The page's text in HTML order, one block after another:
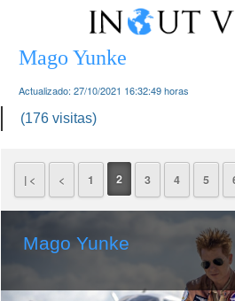
Mago Yunke
Actualizado: 27/10/2021 16:32:49horas
(176 visitas)
| < < 1 2 3 4 5
Mago Yunke